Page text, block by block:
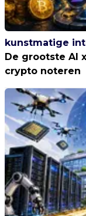
kunstmatige
De grootste AI
crypto noteren